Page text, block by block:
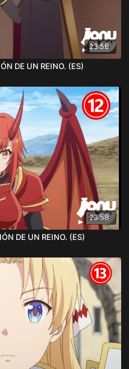
23:58
DE UN REINO. (ES)
23:58
DE UN REINO. (ES)